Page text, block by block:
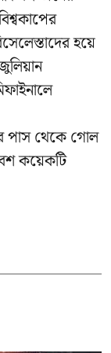
হয়ে
পাস থেকে গোল
কয়েকটি